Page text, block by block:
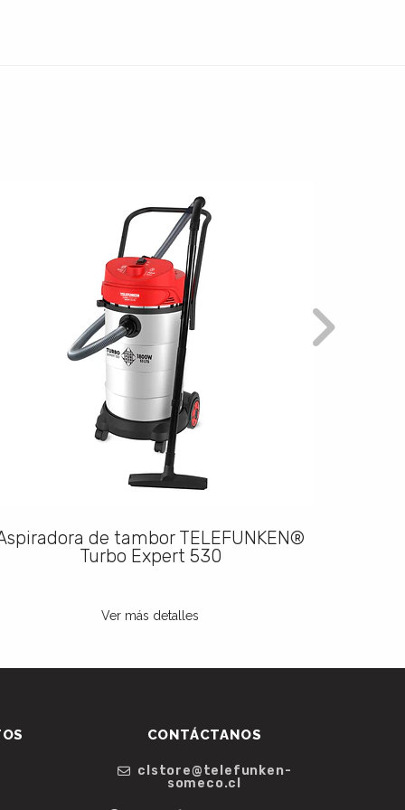
de tambor TELEFUNKEN®
Turbo Expert 530
Ver más detalles
CONTÁCTANOS
clstore@telefunken-
someco.cl